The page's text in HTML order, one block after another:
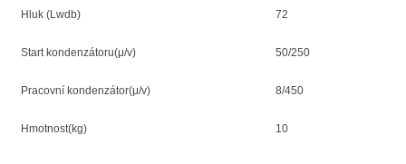
Hluk (Lwdb) 72
Start kondenzátoru(μ/v) 50/250
Pracovní kondenzátor(μ/v) 8/450
Hmotnost(kg) 10